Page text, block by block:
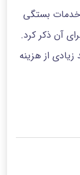
خدمات بستگی
آن ذکر کرد.
زیادی از هزینه